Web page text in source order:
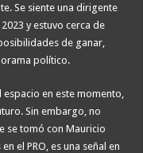
Se siente una dirigente
y estuvo cerca de
de ganar,
político.
en este momento,
Sin embargo, no
se tomó con Mauricio
el PRO, es una señal en